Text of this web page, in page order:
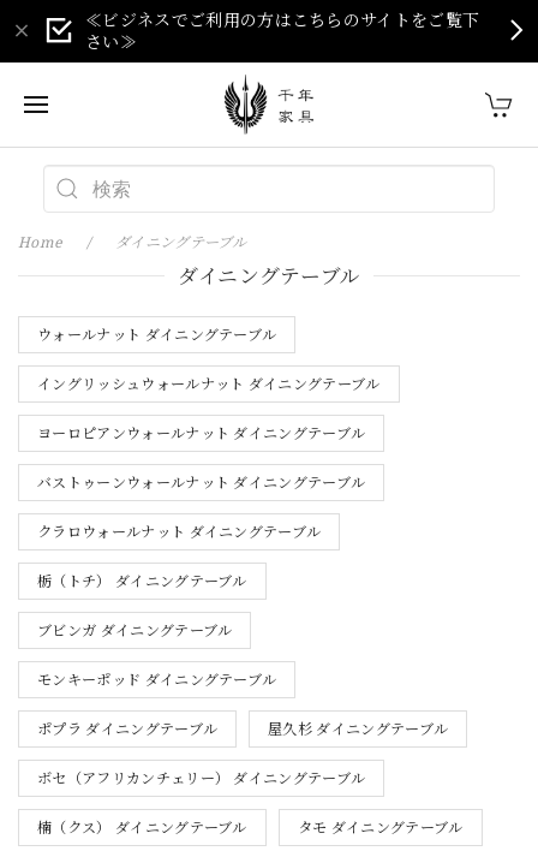
≪ビジネスでご利用の方はこちらのサイトをご覧下
さい≫
Home ダイニングテーブル
ダイニングテーブル
ウォールナット ダイニングテーブル
イングリッシュウォールナット ダイニングテーブル
ヨーロピアンウォールナット ダイニングテーブル
バストゥーンウォールナット ダイニングテーブル
クラロウォールナット ダイニングテーブル
栃（トチ） ダイニングテーブル
ブビンガ ダイニングテーブル
モンキーポッド ダイニングテーブル
ポプラ ダイニングテーブル 屋久杉 ダイニングテーブル
ボセ（アフリカンチェリー） ダイニングテーブル
楠（クス） ダイニングテーブル タモ ダイニングテーブル